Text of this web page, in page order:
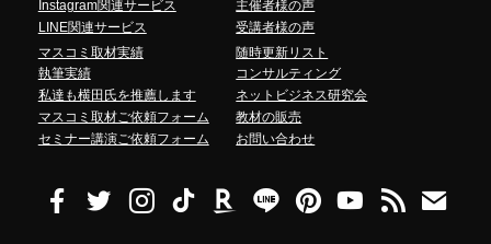
Instagram関連サービス
LINE関連サービス
主催者様の声
受講者様の声
マスコミ取材実績
執筆実績
私達も横田氏を推薦します
マスコミ取材ご依頼フォーム
セミナー講演ご依頼フォーム
随時更新リスト
コンサルティング
ネットビジネス研究会
教材の販売
お問い合わせ